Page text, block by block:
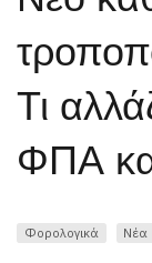
Τι
ΦΠΑ
Φορολογικά Νέα